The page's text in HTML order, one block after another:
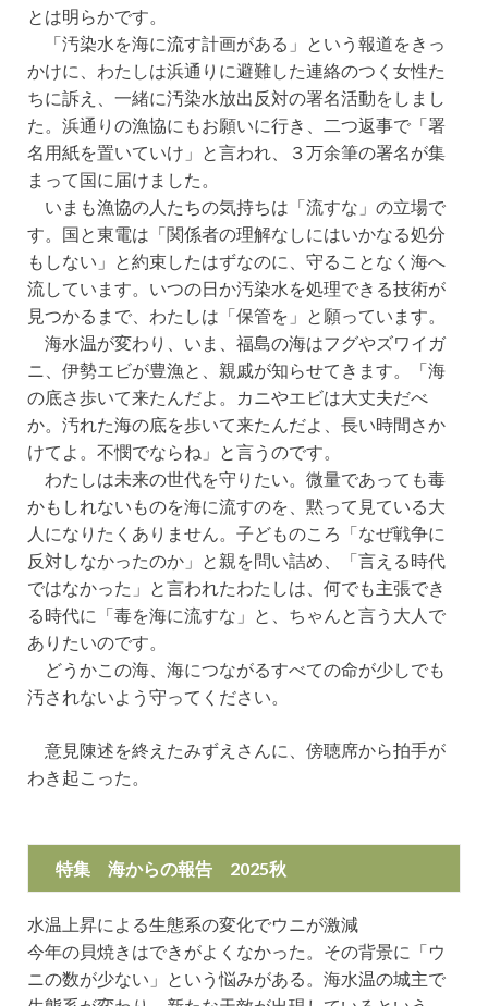
とは明らかです。
「汚染水を海に流す計画がある」という報道をきっ
かけに、わたしは浜通りに避難した連絡のつく女性た
ちに訴え、一緒に汚染水放出反対の署名活動をしまし
た。浜通りの漁協にもお願いに行き、二つ返事で「署
名用紙を置いていけ」と言われ、３万余筆の署名が集
まって国に届けました。
いまも漁協の人たちの気持ちは「流すな」の立場で
す。国と東電は「関係者の理解なしにはいかなる処分
もしない」と約束したはずなのに、守ることなく海へ
流しています。いつの日か汚染水を処理できる技術が
見つかるまで、わたしは「保管を」と願っています。
海水温が変わり、いま、福島の海はフグやズワイガ
ニ、伊勢エビが豊漁と、親戚が知らせてきます。「海
の底さ歩いて来たんだよ。カニやエビは大丈夫だべ
か。汚れた海の底を歩いて来たんだよ、長い時間さか
けてよ。不憫でならね」と言うのです。
わたしは未来の世代を守りたい。微量であっても毒
かもしれないものを海に流すのを、黙って見ている大
人になりたくありません。子どものころ「なぜ戦争に
反対しなかったのか」と親を問い詰め、「言える時代
ではなかった」と言われたわたしは、何でも主張でき
る時代に「毒を海に流すな」と、ちゃんと言う大人で
ありたいのです。
どうかこの海、海につながるすべての命が少しでも
汚されないよう守ってください。
意見陳述を終えたみずえさんに、傍聴席から拍手が
わき起こった。
特集 海からの報告 2025秋
水温上昇による生態系の変化でウニが激減
今年の貝焼きはできがよくなかった。その背景に「ウ
ニの数が少ない」という悩みがある。海水温の城主で